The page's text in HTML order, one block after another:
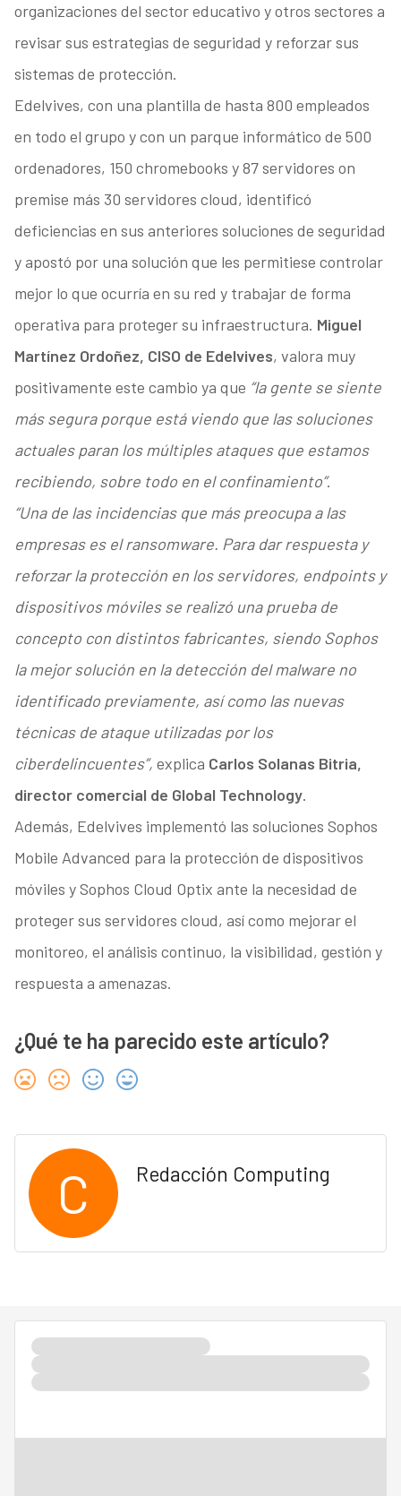
organizaciones del sector educativo y otros sectores a
revisar sus estrategias de seguridad y reforzar sus
sistemas de protección.
Edelvives, con una plantilla de hasta 800 empleados
en todo el grupo y con un parque informático de 500
ordenadores, 150 chromebooks y 87 servidores on
premise más 30 servidores cloud, identificó
deficiencias en sus anteriores soluciones de seguridad
y apostó por una solución que les permitiese controlar
mejor lo que ocurría en su red y trabajar de forma
operativa para proteger su infraestructura. Miguel
Martínez Ordoñez, CISO de Edelvives, valora muy
positivamente este cambio ya que “la gente se siente
más segura porque está viendo que las soluciones
actuales paran los múltiples ataques que estamos
recibiendo, sobre todo en el confinamiento”.
“Una de las incidencias que más preocupa a las
empresas es el ransomware. Para dar respuesta y
reforzar la protección en los servidores, endpoints y
dispositivos móviles se realizó una prueba de
concepto con distintos fabricantes, siendo Sophos
la mejor solución en la detección del malware no
identificado previamente, así como las nuevas
técnicas de ataque utilizadas por los
ciberdelincuentes”, explica Carlos Solanas Bitria,
director comercial de Global Technology.
Además, Edelvives implementó las soluciones Sophos
Mobile Advanced para la protección de dispositivos
móviles y Sophos Cloud Optix ante la necesidad de
proteger sus servidores cloud, así como mejorar el
monitoreo, el análisis continuo, la visibilidad, gestión y
respuesta a amenazas.
¿Qué te ha parecido este artículo?
C Redacción Computing